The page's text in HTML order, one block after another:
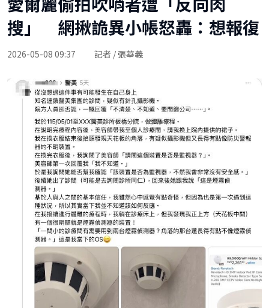
搜」 網揪詭異小帳怒轟：想報復
2026-05-08 09:37 記者 / 張華義